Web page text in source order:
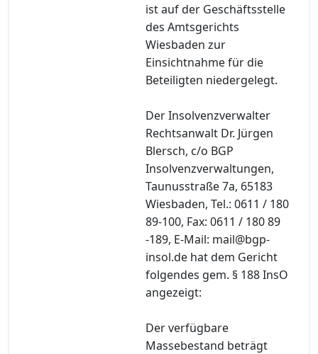
ist auf der Geschäftsstelle
des Amtsgerichts
Wiesbaden zur
Einsichtnahme für die
Beteiligten niedergelegt.
Der Insolvenzverwalter
Rechtsanwalt Dr. Jürgen
Blersch, c/o BGP
Insolvenzverwaltungen,
Taunusstraße 7a, 65183
Wiesbaden, Tel.: 0611 / 180
89-100, Fax: 0611 / 180 89
-189, E-Mail: mail@bgp-
insol.de hat dem Gericht
folgendes gem. § 188 InsO
angezeigt:
Der verfügbare
Massebestand beträgt